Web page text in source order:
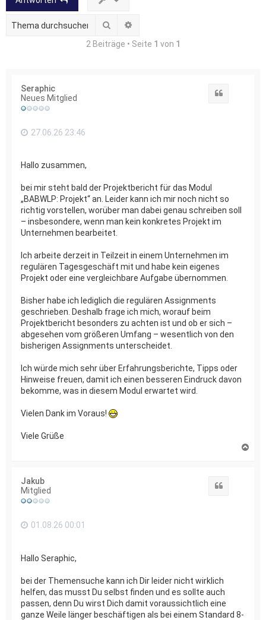
Suche
2 Beiträge • Seite 1 von 1
Seraphic
Neues Mitglied
27.06.26 23:46
Hallo zusammen,
bei mir steht bald der Projektbericht für das Modul
„BABWLP: Projekt“ an. Leider kann ich mir noch nicht so
richtig vorstellen, worüber man dabei genau schreiben soll
– insbesondere, wenn man kein konkretes Projekt im
Unternehmen bearbeitet.
Ich arbeite derzeit in Teilzeit in einem Unternehmen im
regulären Tagesgeschäft mit und habe kein eigenes
Projekt oder eine vergleichbare Aufgabe übernommen.
Bisher habe ich lediglich die regulären Assignments
geschrieben. Deshalb frage ich mich, worauf beim
Projektbericht besonders zu achten ist und ob er sich –
abgesehen vom größeren Umfang – wesentlich von den
bisherigen Assignments unterscheidet.
Ich würde mich sehr über Erfahrungsberichte, Tipps oder
Hinweise freuen, damit ich einen besseren Eindruck davon
bekomme, was in diesem Modul erwartet wird.
Vielen Dank im Voraus!
Viele Grüße
Jakub
Mitglied
01.08.26 00:01
Hallo Seraphic,
bei der Themensuche kann ich Dir leider nicht wirklich
helfen, das musst Du selbst finden und es sollte auch
passen, denn Du wirst Dich damit voraussichtlich eine
ganze Weile länger beschäftigen als bei einem Standard 8-